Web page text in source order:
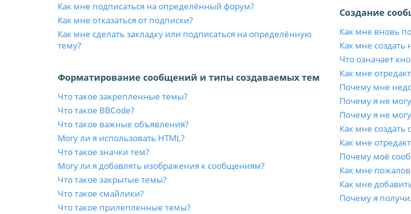
Как мне подписаться на определённый форум?
Как мне отказаться от подписки?
Как мне сделать закладку или подписаться на определённую
тему?
Форматирование сообщений и типы создаваемых тем
Что такое закрепленные темы?
Что такое BBCode?
Что такое важные объявления?
Могу ли я использовать HTML?
Что такое значки тем?
Могу ли я добавлять изображения к сообщениям?
Что такое закрытые темы?
Что такое смайлики?
Что такое прилепленные темы?
Создание
Как мне вновь
Как мне
Что означает
Как мне
Почему мне
Почему я не
Почему я не
Как мне создать
Как мне
Почему моё
Как мне
Как мне
Почему я